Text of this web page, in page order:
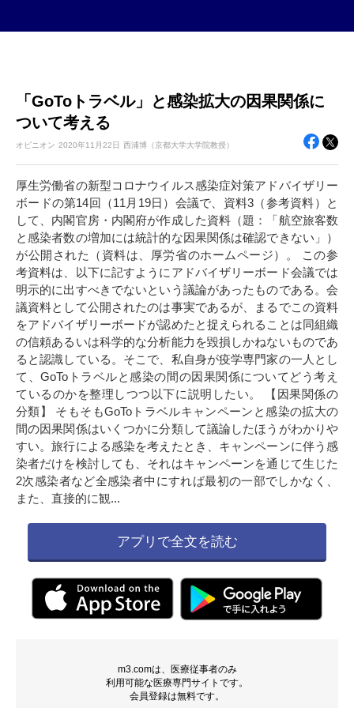
「GoToトラベル」と感染拡大の因果関係に
ついて考える
オピニオン 2020年11月22日 西浦博（京都大学大学院教授）
厚生労働省の新型コロナウイルス感染症対策アドバイザリー
ボードの第14回（11月19日）会議で、資料3（参考資料）と
して、内閣官房・内閣府が作成した資料（題：「航空旅客数
と感染者数の増加には統計的な因果関係は確認できない」）
が公開された（資料は、厚労省のホームページ）。 この参
考資料は、以下に記すようにアドバイザリーボード会議では
明示的に出すべきでないという議論があったものである。会
議資料として公開されたのは事実であるが、まるでこの資料
をアドバイザリーボードが認めたと捉えられることは同組織
の信頼あるいは科学的な分析能力を毀損しかねないものであ
ると認識している。そこで、私自身が疫学専門家の一人とし
て、GoToトラベルと感染の間の因果関係についてどう考え
ているのかを整理しつつ以下に説明したい。 【因果関係の
分類】 そもそもGoToトラベルキャンペーンと感染の拡大の
間の因果関係はいくつかに分類して議論したほうがわかりや
すい。旅行による感染を考えたとき、キャンペーンに伴う感
染者だけを検討しても、それはキャンペーンを通じて生じた
2次感染者など全感染者中にすれば最初の一部でしかなく、
また、直接的に観...
アプリで全文を読む
m3.comは、医療従事者のみ
利用可能な医療専門サイトです。
会員登録は無料です。